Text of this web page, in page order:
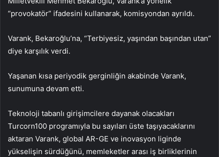
“provokatör” ifadesini kullanarak, komisyondan ayrıldı.
Varank, Bekaroğlu’na, “Terbiyesiz, yaşından başından utan”
diye karşılık verdi.
Yaşanan kısa periyodik gerginliğin akabinde Varank,
sunumuna devam etti.
Teknoloji tabanlı girişimcilere dayanak olacakları
Turcorn100 programıyla bu sayıları üste taşıyacaklarını
aktaran Varank, global AR-GE ve inovasyon liginde
yükselişin sürdüğünü, memleketler arası iş birliklerinin